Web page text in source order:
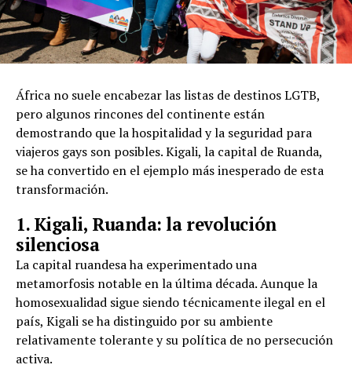
África no suele encabezar las listas de destinos LGTB,
pero algunos rincones del continente están
demostrando que la hospitalidad y la seguridad para
viajeros gays son posibles. Kigali, la capital de Ruanda,
se ha convertido en el ejemplo más inesperado de esta
transformación.
1. Kigali, Ruanda: la revolución
silenciosa
La capital ruandesa ha experimentado una
metamorfosis notable en la última década. Aunque la
homosexualidad sigue siendo técnicamente ilegal en el
país, Kigali se ha distinguido por su ambiente
relativamente tolerante y su política de no persecución
activa.